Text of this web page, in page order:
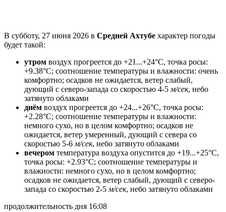
В субботу, 27 июня 2026 в Средней Ахтубе характер погоды
будет такой:
утром воздух прогреется до +21...+24°C, точка росы:
+9.38°C; соотношение температуры и влажности: очень
комфортно; осадков не ожидается, ветeр слабый,
дующий с северо-запада со скоростью 4-5м/сек, небо
затянуто облаками
днём воздух прогреется до +24...+26°C, точка росы:
+2.28°C; соотношение температуры и влажности:
немного сухо, но в целом комфортно; осадков не
ожидается, ветeр умеренный, дующий с севера со
скоростью 5-6м/сек, небо затянуто облаками
вечером температура воздуха опустится до +19...+25°C,
точка росы: +2.93°C; соотношение температуры и
влажности: немного сухо, но в целом комфортно;
осадков не ожидается, ветeр слабый, дующий с северо-
запада со скоростью 2-5м/сек, небо затянуто облаками
продолжительность дня 16:08